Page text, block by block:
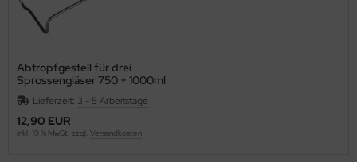
Abtropfgestell für drei
Sprossengläser 750 + 1000ml
Lieferzeit: 3 - 5 Arbeitstage
12,90 EUR
inkl. 19 % MwSt. zzgl. Versandkosten